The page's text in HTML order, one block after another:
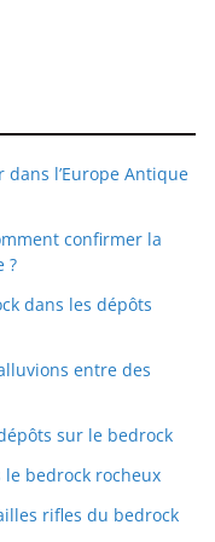
dans l’Europe Antique
confirmer la
?
dans les dépôts
entre des
sur le bedrock
le bedrock rocheux
rifles du bedrock